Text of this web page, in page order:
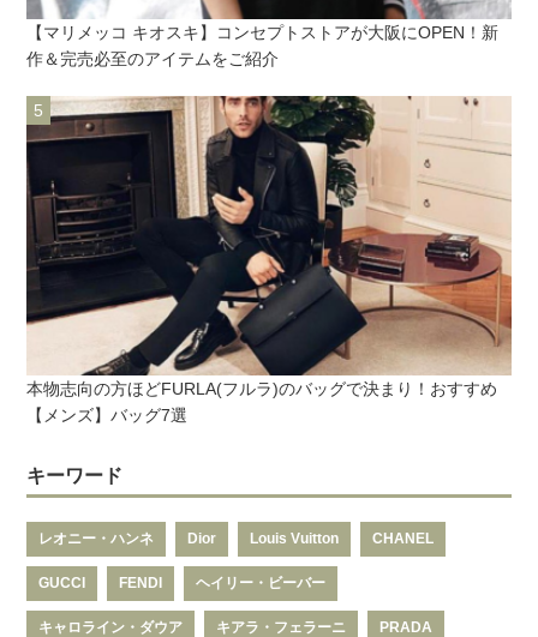
【マリメッコ キオスキ】コンセプトストアが大阪にOPEN！新
作＆完売必至のアイテムをご紹介
本物志向の方ほどFURLA(フルラ)のバッグで決まり！おすすめ
【メンズ】バッグ7選
キーワード
レオニー・ハンネ Dior Louis Vuitton CHANEL
GUCCI FENDI ヘイリー・ビーバー
キャロライン・ダウア キアラ・フェラーニ PRADA